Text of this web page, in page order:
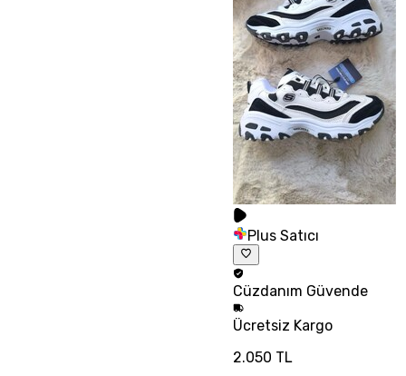
Plus Satıcı
Cüzdanım Güvende
Ücretsiz Kargo
2.050 TL